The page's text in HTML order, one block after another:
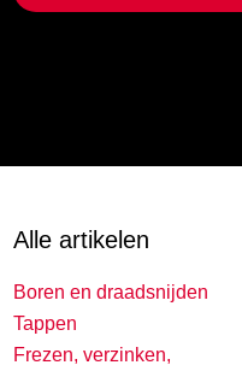
Alle artikelen
Boren en draadsnijden
Tappen
Frezen, verzinken,